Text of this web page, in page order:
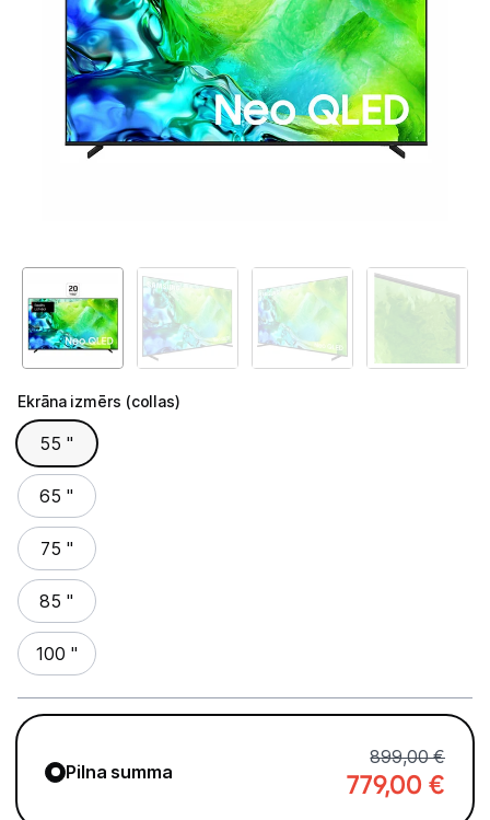
Televizoru stiprinājumi
TV rāmji
Kabeļi un vadi
TV statīvi
Tet Virszemes televīzija
Ekrāna izmērs (collas)
Ekrāna izmērs (collas)
55 "
65 "
75 "
85 "
100 "
Pilna summa
899,00 €
779,00 €